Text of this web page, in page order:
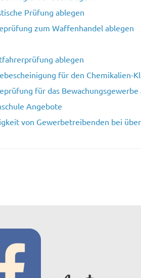
Prüfung ablegen
zum Waffenhandel ablegen
ablegen
für den Chemikalien-
für das Bewachungsgewerbe
Angebote
von Gewerbetreibenden bei